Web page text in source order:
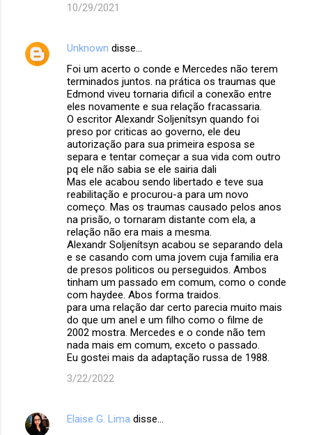
10/29/2021
Unknown disse…
Foi um acerto o conde e Mercedes não terem
terminados juntos. na prática os traumas que
Edmond viveu tornaria dificil a conexão entre
eles novamente e sua relação fracassaria.
O escritor Alexandr Soljenítsyn quando foi
preso por criticas ao governo, ele deu
autorização para sua primeira esposa se
separa e tentar começar a sua vida com outro
pq ele não sabia se ele sairia dali
Mas ele acabou sendo libertado e teve sua
reabilitação e procurou-a para um novo
começo. Mas os traumas causado pelos anos
na prisão, o tornaram distante com ela, a
relação não era mais a mesma.
Alexandr Soljenítsyn acabou se separando dela
e se casando com uma jovem cuja familia era
de presos politicos ou perseguidos. Ambos
tinham um passado em comum, como o conde
com haydee. Abos forma traidos.
para uma relação dar certo parecia muito mais
do que um anel e um filho como o filme de
2002 mostra. Mercedes e o conde não tem
nada mais em comum, exceto o passado.
Eu gostei mais da adaptação russa de 1988.
3/22/2022
Elaise G. Lima disse…